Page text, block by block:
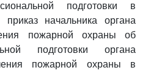
подготовки в
начальника органа
пожарной охраны об
подготовки органа
пожарной охраны в